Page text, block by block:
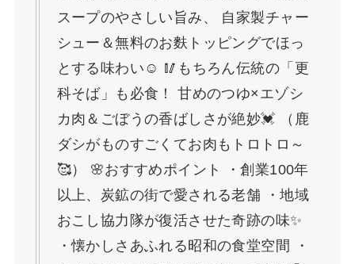
スープのやさしい旨み、 自家製チャー
シュー＆無料のお麩トッピングでほっ
とする味わい☺️ 🥢もちろん伝統の「更
科そば」も必食！ 甘めのつゆ×エゾシ
カ肉＆ごぼうの香ばしさが絶妙💓 （鹿
ダシがものすごくてお肉もトロトロ～
🥰） 🌸おすすめポイント ・創業100年
以上、炭鉱の街で愛される老舗 ・地域
おこし協力隊が復活させた奇跡の味✨
・懐かしさあふれる昭和の食堂空間 ・